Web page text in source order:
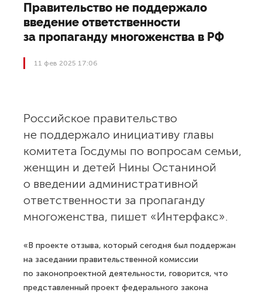
Правительство не поддержало
введение ответственности
за пропаганду многоженства в РФ
11 фев 2025 17:06
Российское правительство
не поддержало инициативу главы
комитета Госдумы по вопросам семьи,
женщин и детей Нины Останиной
о введении административной
ответственности за пропаганду
многоженства, пишет «Интерфакс».
«В проекте отзыва, который сегодня был поддержан
на заседании правительственной комиссии
по законопроектной деятельности, говорится, что
представленный проект федерального закона